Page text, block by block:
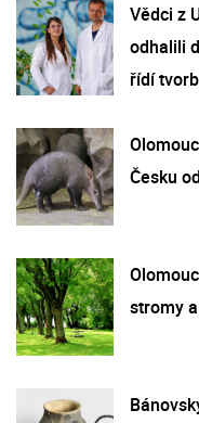
Vědci z
odhalili
řídí
Česku
stromy